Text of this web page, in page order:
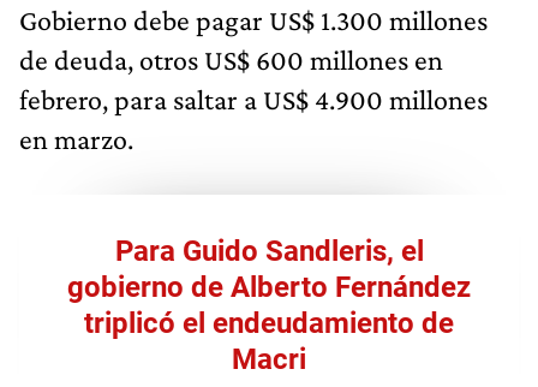
Gobierno debe pagar US$ 1.300 millones
de deuda, otros US$ 600 millones en
febrero, para saltar a US$ 4.900 millones
en marzo.
Para Guido Sandleris, el
gobierno de Alberto Fernández
triplicó el endeudamiento de
Macri